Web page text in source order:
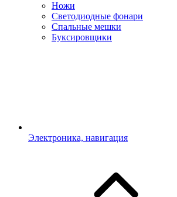
Ножи
Светодиодные фонари
Спальные мешки
Буксировщики
Электроника, навигация